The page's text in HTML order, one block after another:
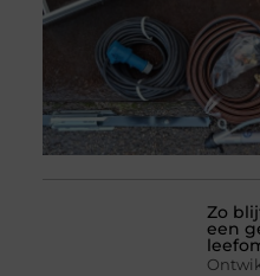
Zo
een